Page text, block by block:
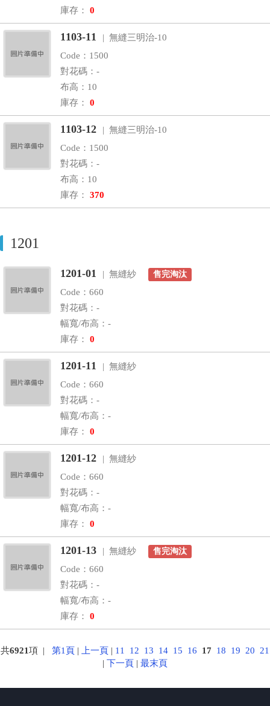
庫存： 0
1103-11
| 無縫三明治-10
Code：1500
對花碼：-
布高：10
庫存： 0
1103-12
| 無縫三明治-10
Code：1500
對花碼：-
布高：10
庫存： 370
1201
1201-01 | 無縫紗 售完淘汰
Code：660
對花碼：-
幅寬/布高：-
庫存： 0
1201-11
| 無縫紗
Code：660
對花碼：-
幅寬/布高：-
庫存： 0
1201-12
| 無縫紗
Code：660
對花碼：-
幅寬/布高：-
庫存： 0
1201-13 | 無縫紗 售完淘汰
Code：660
對花碼：-
幅寬/布高：-
庫存： 0
共6921項 | 第1頁 | 上一頁 | 11 12 13 14 15 16 17 18 19 20
21
| 下一頁 | 最末頁